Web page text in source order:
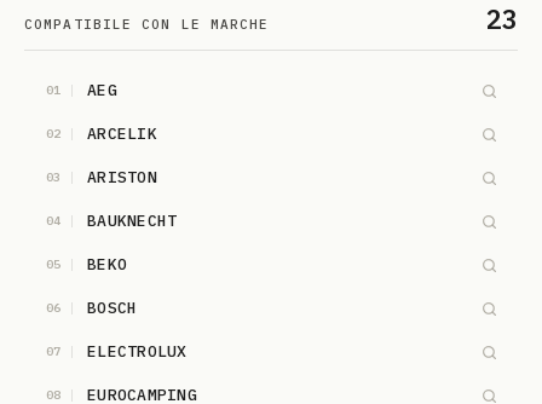
COMPATIBILE CON LE MARCHE 23
01 AEG
02 ARCELIK
03 ARISTON
04 BAUKNECHT
05 BEKO
06 BOSCH
07 ELECTROLUX
08 EUROCAMPING